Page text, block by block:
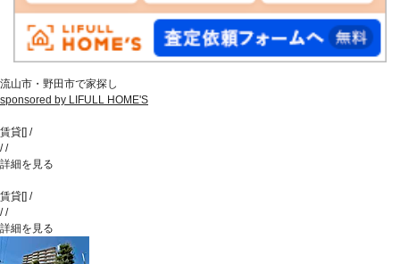
流山市・野田市で家探し
sponsored by LIFULL HOME'S
賃貸[] /
//
詳細を見る
賃貸[] /
//
詳細を見る